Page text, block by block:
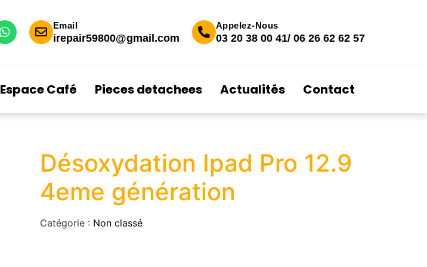
Email
irepair59800@gmail.com
Appelez-Nous
03 20 38 00 41/ 06 26 62 62 57
Espace Café Pieces detachees Actualités Contact
Désoxydation Ipad Pro 12.9
4eme génération
Catégorie : Non classé